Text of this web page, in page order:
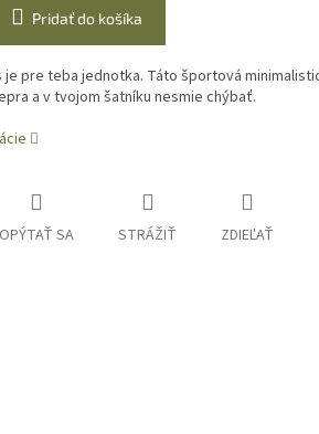
Pridať do košíka
je pre teba jednotka. Táto športová
a v tvojom šatníku nesmie chýbať.
OPÝTAŤ SA STRÁŽIŤ ZDIEĽAŤ